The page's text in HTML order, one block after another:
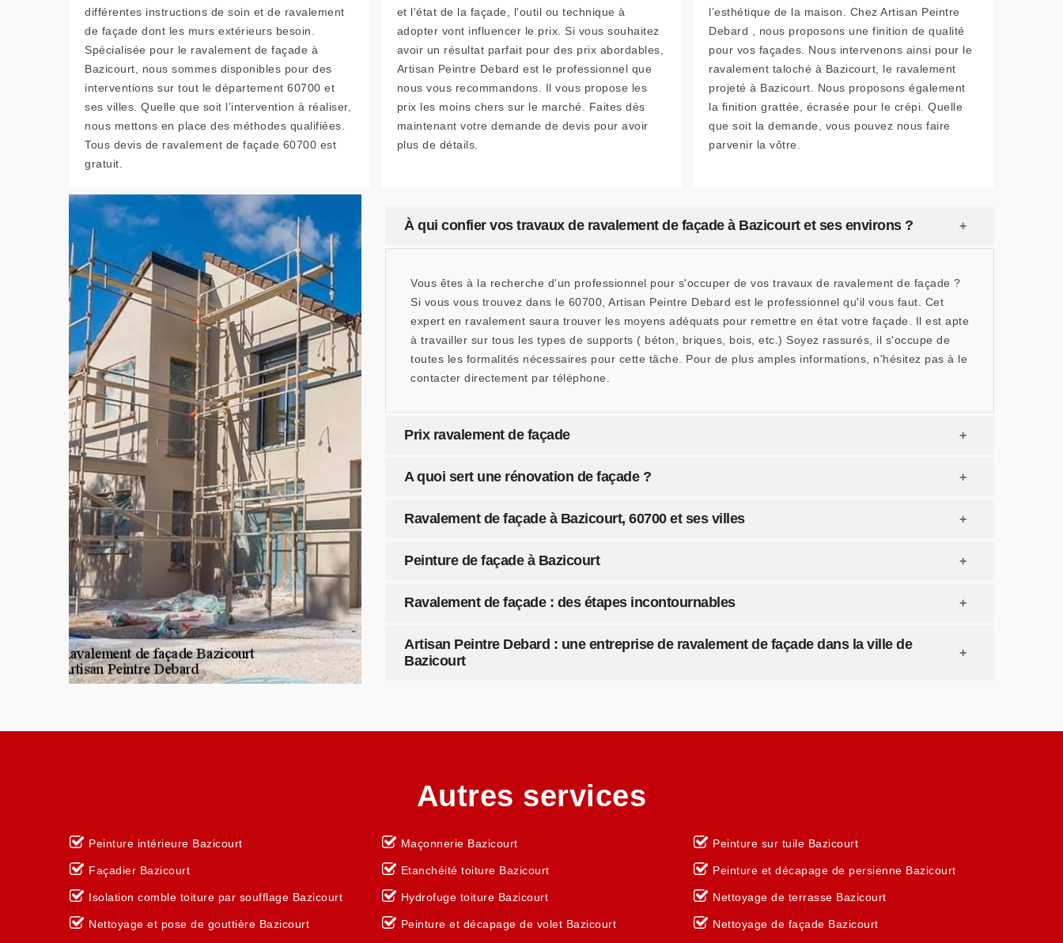
différentes instructions de soin et de ravalement
de façade dont les murs extérieurs besoin.
Spécialisée pour le ravalement de façade à
Bazicourt, nous sommes disponibles pour des
interventions sur tout le département 60700 et
ses villes. Quelle que soit l’intervention à réaliser,
nous mettons en place des méthodes qualifiées.
Tous devis de ravalement de façade 60700 est
gratuit.
et l'état de la façade, l'outil ou technique à
adopter vont influencer le prix. Si vous souhaitez
avoir un résultat parfait pour des prix abordables,
Artisan Peintre Debard est le professionnel que
nous vous recommandons. Il vous propose les
prix les moins chers sur le marché. Faites dès
maintenant votre demande de devis pour avoir
plus de détails.
l’esthétique de la maison. Chez Artisan Peintre
Debard , nous proposons une finition de qualité
pour vos façades. Nous intervenons ainsi pour le
ravalement taloché à Bazicourt, le ravalement
projeté à Bazicourt. Nous proposons également
la finition grattée, écrasée pour le crépi. Quelle
que soit la demande, vous pouvez nous faire
parvenir la vôtre.
À qui confier vos travaux de ravalement de façade à Bazicourt et ses environs ?
Vous êtes à la recherche d'un professionnel pour s'occuper de vos travaux de ravalement de façade ?
Si vous vous trouvez dans le 60700, Artisan Peintre Debard est le professionnel qu'il vous faut. Cet
expert en ravalement saura trouver les moyens adéquats pour remettre en état votre façade. Il est apte
à travailler sur tous les types de supports ( béton, briques, bois, etc.) Soyez rassurés, il s'occupe de
toutes les formalités nécessaires pour cette tâche. Pour de plus amples informations, n'hésitez pas à le
contacter directement par téléphone.
Prix ravalement de façade
A quoi sert une rénovation de façade ?
Ravalement de façade à Bazicourt, 60700 et ses villes
Peinture de façade à Bazicourt
Ravalement de façade : des étapes incontournables
Artisan Peintre Debard : une entreprise de ravalement de façade dans la ville de
Bazicourt
Autres services
Peinture intérieure Bazicourt
Façadier Bazicourt
Isolation comble toiture par soufflage Bazicourt
Nettoyage et pose de gouttière Bazicourt
Maçonnerie Bazicourt
Etanchéité toiture Bazicourt
Hydrofuge toiture Bazicourt
Peinture et décapage de volet Bazicourt
Peinture sur tuile Bazicourt
Peinture et décapage de persienne Bazicourt
Nettoyage de terrasse Bazicourt
Nettoyage de façade Bazicourt